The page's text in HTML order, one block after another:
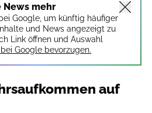
News mehr
Google, um künftig häufiger
und News angezeigt zu
Link öffnen und Auswahl
bei Google bevorzugen.
auf